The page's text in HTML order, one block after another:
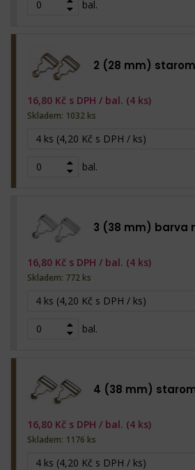
bal.
2 (28 mm)
4 ks (4,20 Kč s DPH / ks)
bal.
16,80 Kč s DPH / bal. (4 ks)
Skladem: 1032 ks
3 (38 mm) barva
4 ks (4,20 Kč s DPH / ks)
bal.
16,80 Kč s DPH / bal. (4 ks)
Skladem: 772 ks
4 (38 mm)
4 ks (4,20 Kč s DPH / ks)
16,80 Kč s DPH / bal. (4 ks)
Skladem: 1176 ks